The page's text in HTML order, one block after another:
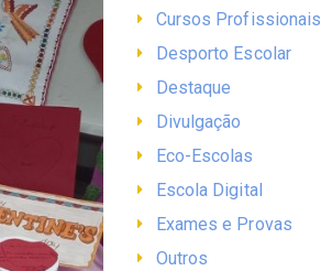
Cursos Profissionais
Desporto Escolar
Destaque
Divulgação
Eco-Escolas
Escola Digital
Exames e Provas
Outros